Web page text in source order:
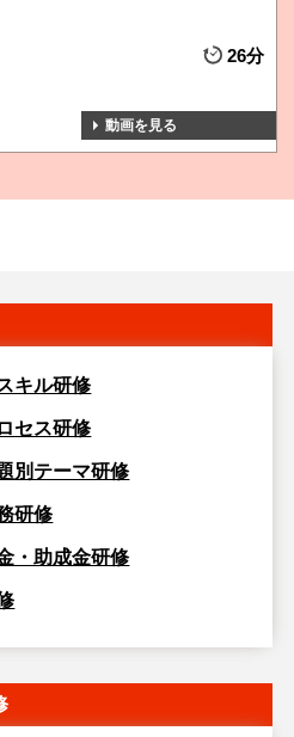
26分
動画を見る
キル研修
セス研修
別テーマ研修
研修
・助成金研修